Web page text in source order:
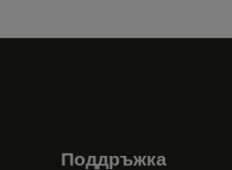
Поддръжка